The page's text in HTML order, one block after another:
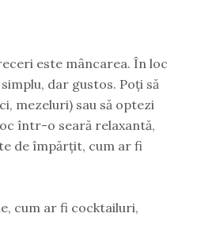
este mâncarea. În loc
dar gustos. Poți să
mezeluri) sau să optezi
într-o seară relaxantă,
de împărțit, cum ar fi
cum ar fi cocktailuri,